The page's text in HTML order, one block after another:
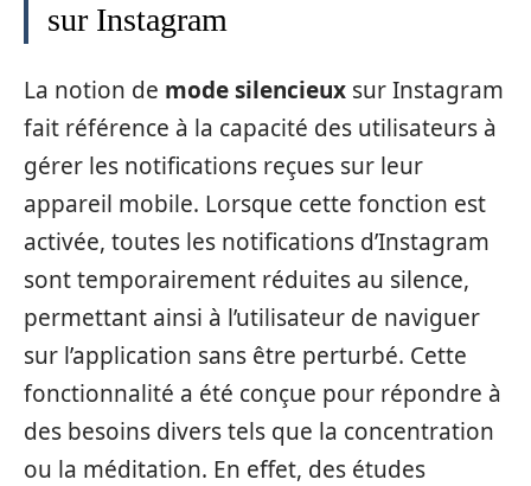
sur Instagram
La notion de mode silencieux sur Instagram
fait référence à la capacité des utilisateurs à
gérer les notifications reçues sur leur
appareil mobile. Lorsque cette fonction est
activée, toutes les notifications d’Instagram
sont temporairement réduites au silence,
permettant ainsi à l’utilisateur de naviguer
sur l’application sans être perturbé. Cette
fonctionnalité a été conçue pour répondre à
des besoins divers tels que la concentration
ou la méditation. En effet, des études